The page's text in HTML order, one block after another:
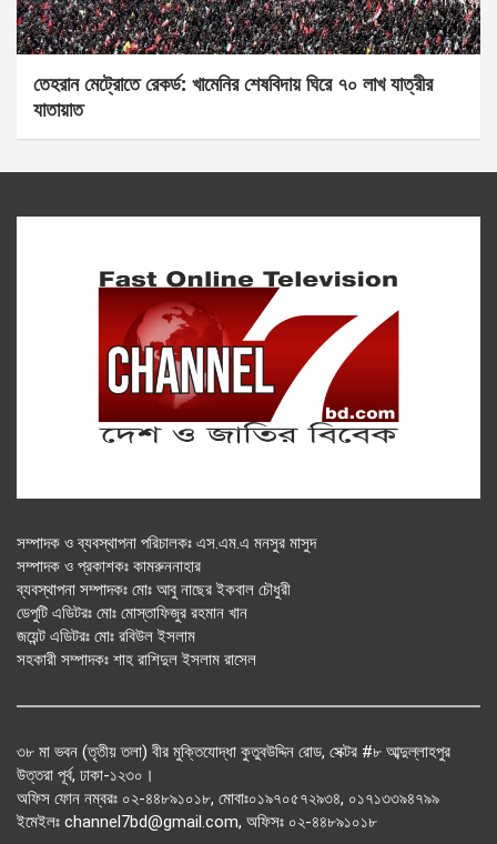
তেহরান মেট্রোতে রেকর্ড: খামেনির শেষবিদায় ঘিরে ৭০ লাখ যাত্রীর
যাতায়াত
সম্পাদক ও ব্যবস্থাপনা পরিচালকঃ এস.এম.এ মনসুর মাসুদ
সম্পাদক ও প্রকাশকঃ কামরুননাহার
ব্যবস্থাপনা সম্পাদকঃ মোঃ আবু নাছের ইকবাল চৌধুরী
ডেপুটি এডিটরঃ মোঃ মোস্তাফিজুর রহমান খান
জয়েন্ট এডিটরঃ মোঃ রবিউল ইসলাম
সহকারী সম্পাদকঃ শাহ রাশিদুল ইসলাম রাসেল
৩৮ মা ভবন (তৃতীয় তলা) বীর মুক্তিযোদ্ধা কুতুবউদ্দিন রোড, সেক্টর #৮ আব্দুল্লাহপুর
উত্তরা পূর্ব, ঢাকা-১২৩০।
অফিস ফোন নম্বরঃ ০২-৪৪৮৯১০১৮, মোবাঃ০১৯৭০৫৭২৯৩৪, ০১৭১৩৩৯৪৭৯৯
ইমেইলঃ channel7bd@gmail.com, অফিসঃ ০২-৪৪৮৯১০১৮